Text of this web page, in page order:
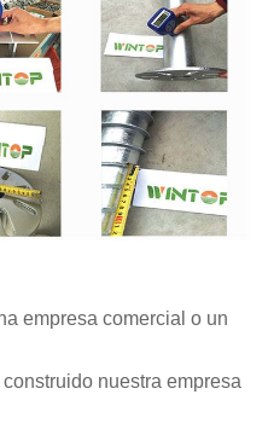
empresa comercial o un
nuestra empresa